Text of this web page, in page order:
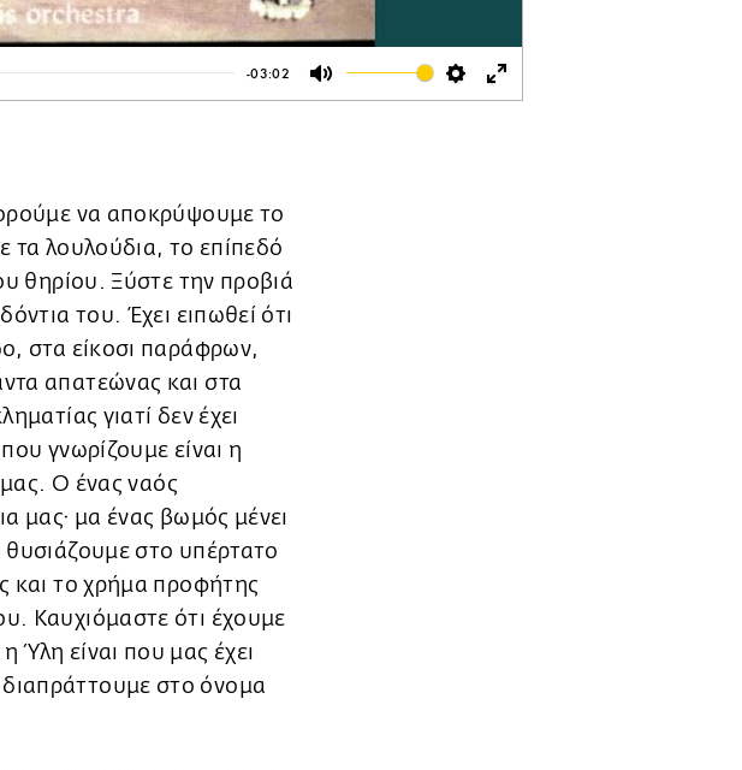
-03:02
Mute Settings
Enter
να αποκρύψουμε το
τα λουλούδια, το επίπεδό
θηρίου. Ξύστε την προβιά
του. Έχει ειπωθεί ότι
στα είκοσι παράφρων,
απατεώνας και στα
γιατί δεν έχει
γνωρίζουμε είναι η
μας. Ο ένας ναός
μας· μα ένας βωμός μένει
στο υπέρτατο
και το χρήμα προφήτης
Καυχιόμαστε ότι έχουμε
Ύλη είναι που μας έχει
στο όνομα